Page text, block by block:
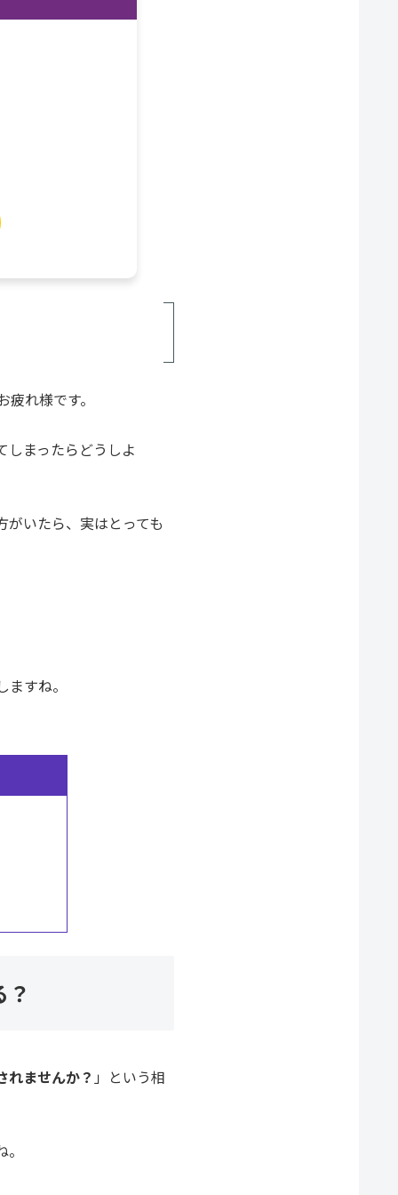
れ様です。
しまったらどうしよ
がいたら、実はとっても
すね。
れませんか？ 」という相